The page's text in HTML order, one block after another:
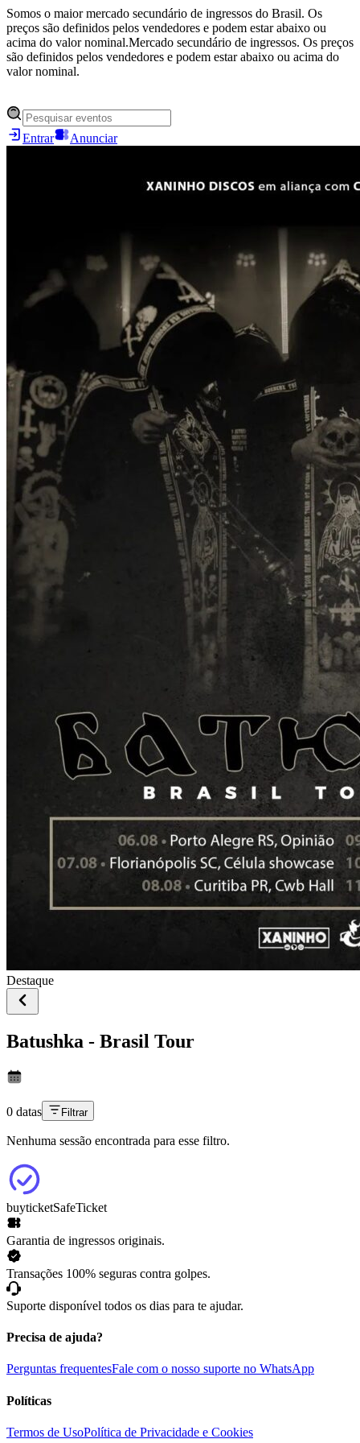
Somos o maior mercado secundário de ingressos do Brasil. Os
preços são definidos pelos vendedores e podem estar abaixo ou
acima do valor nominal.Mercado secundário de ingressos. Os preços
são definidos pelos vendedores e podem estar abaixo ou acima do
valor nominal.
Entrar Anunciar
Destaque
Batushka - Brasil Tour
0 datas Filtrar
Nenhuma sessão encontrada para esse filtro.
buyticketSafeTicket
Garantia de ingressos originais.
Transações 100% seguras contra golpes.
Suporte disponível todos os dias para te ajudar.
Precisa de ajuda?
Perguntas frequentesFale com o nosso suporte no WhatsApp
Políticas
Termos de UsoPolítica de Privacidade e Cookies